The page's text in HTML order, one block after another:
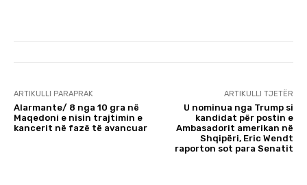
ARTIKULLI PARAPRAK
Alarmante/ 8 nga 10 gra në
Maqedoni e nisin trajtimin e
kancerit në fazë të avancuar
ARTIKULLI TJETËR
U nominua nga Trump si
kandidat për postin e
Ambasadorit amerikan në
Shqipëri, Eric Wendt
raporton sot para Senatit